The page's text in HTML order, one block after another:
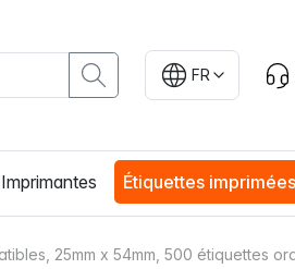
FR
Imprimantes Étiquettes
25mm x 54mm, 500 étiquettes